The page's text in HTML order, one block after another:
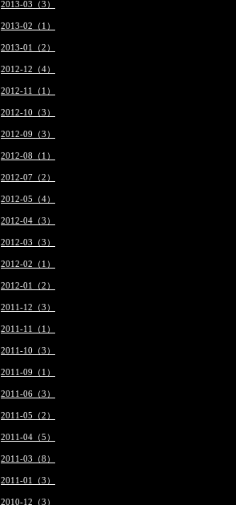
2013-03（3）
2013-02（1）
2013-01（2）
2012-12（4）
2012-11（1）
2012-10（3）
2012-09（3）
2012-08（1）
2012-07（2）
2012-05（4）
2012-04（3）
2012-03（3）
2012-02（1）
2012-01（2）
2011-12（3）
2011-11（1）
2011-10（3）
2011-09（1）
2011-06（3）
2011-05（2）
2011-04（5）
2011-03（8）
2011-01（3）
2010-12（3）